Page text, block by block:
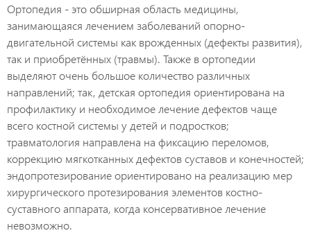
Ортопедия - это обширная область медицины,
занимающаяся лечением заболеваний опорно-
двигательной системы как врожденных (дефекты развития),
так и приобретённых (травмы). Также в ортопедии
выделяют очень большое количество различных
направлений; так, детская ортопедия ориентирована на
профилактику и необходимое лечение дефектов чаще
всего костной системы у детей и подростков;
травматология направлена на фиксацию переломов,
коррекцию мягкотканных дефектов суставов и конечностей;
эндопротезирование ориентировано на реализацию мер
хирургического протезирования элементов костно-
суставного аппарата, когда консервативное лечение
невозможно.